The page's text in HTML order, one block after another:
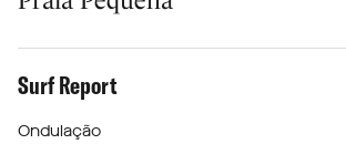
Surf Report
Ondulação